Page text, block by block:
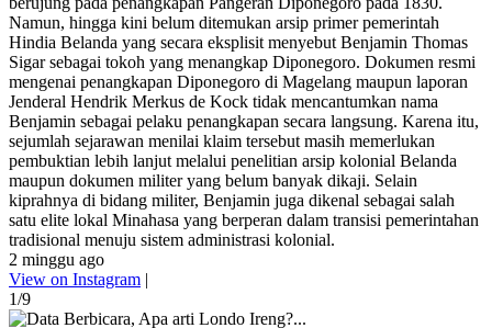
Namun, hingga kini belum ditemukan arsip primer pemerintah
Hindia Belanda yang secara eksplisit menyebut Benjamin Thomas
Sigar sebagai tokoh yang menangkap Diponegoro. Dokumen resmi
mengenai penangkapan Diponegoro di Magelang maupun laporan
Jenderal Hendrik Merkus de Kock tidak mencantumkan nama
Benjamin sebagai pelaku penangkapan secara langsung. Karena itu,
sejumlah sejarawan menilai klaim tersebut masih memerlukan
pembuktian lebih lanjut melalui penelitian arsip kolonial Belanda
maupun dokumen militer yang belum banyak dikaji. Selain
kiprahnya di bidang militer, Benjamin juga dikenal sebagai salah
satu elite lokal Minahasa yang berperan dalam transisi pemerintahan
tradisional menuju sistem administrasi kolonial.
2 minggu ago
View on Instagram |
1/9